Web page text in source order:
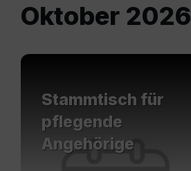
Oktober 2026
Stammtisch für
pflegende
Angehörige
Mehr